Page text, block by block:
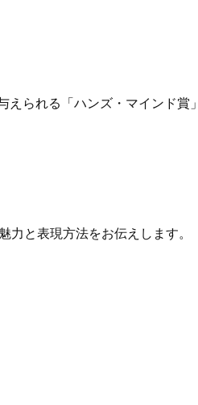
られる「ハンズ・マインド賞」
と表現方法をお伝えします。